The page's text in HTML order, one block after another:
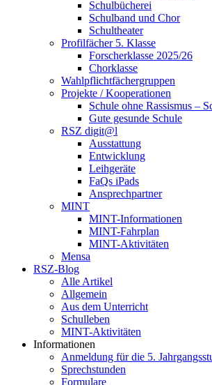
Schulbücherei
Schulband und Chor
Schultheater
Profilfächer 5. Klasse
Forscherklasse 2025/26
Chorklasse
Wahlpflichtfächergruppen
Projekte / Kooperationen
Schule ohne Rassismus –
Gute gesunde Schule
RSZ digit@l
Ausstattung
Entwicklung
Leihgeräte
FaQs iPads
Ansprechpartner
MINT
MINT-Informationen
MINT-Fahrplan
MINT-Aktivitäten
Mensa
RSZ-Blog
Alle Artikel
Allgemein
Aus dem Unterricht
Schulleben
MINT-Aktivitäten
Informationen
Anmeldung für die 5.
Sprechstunden
Formulare